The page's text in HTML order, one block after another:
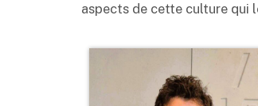
aspects de cette culture qui